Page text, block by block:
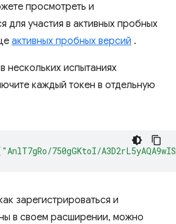
просмотреть и
для участия в активных пробных
активных пробных версий .
нескольких испытаниях
каждый токен в отдельную
"AnlT7gRo/750gGKtoI/
зарегистрироваться и
в своем расширении, можно